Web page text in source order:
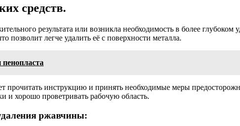
средств.
результата или возникла необходимость в более
позволит легче удалить её с поверхности металла.
прочитать инструкцию и принять необходимые меры
и хорошо проветривать рабочую область.
ржавчины: